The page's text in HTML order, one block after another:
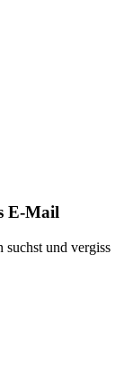
E-Mail
suchst und vergiss